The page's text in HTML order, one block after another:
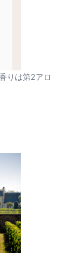
りは第2アロ